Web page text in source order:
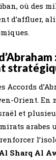
où des
d’affluer,
Accords
Orient. En
et
arabes
Sharq Al